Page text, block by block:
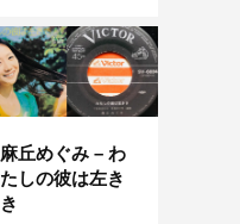
麻丘めぐみ – わ
たしの彼は左き
き